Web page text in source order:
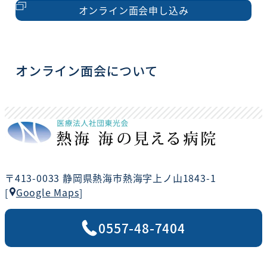
オンライン面会申し込み
オンライン面会について
〒413-0033 静岡県熱海市熱海字上ノ山1843-1
[
Google Maps]
0557-48-7404